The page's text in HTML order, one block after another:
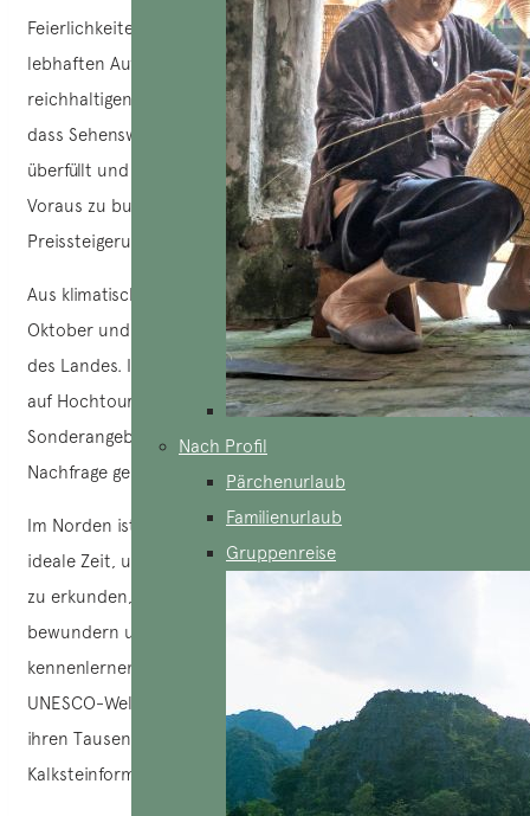
Nach Profil
Pärchenurlaub
Familienurlaub
Gruppenreise
Feierlichkeiten sind geprägt von bunten Dekorationen,
lebhaften Aufführungen, traditionellen Ritualen und einer
reichhaltigen Gastronomie. Allerdings bedeutet dies auch,
dass Sehenswürdigkeiten, Transportmittel und Unterkünfte
überfüllt und teurer sein können. Es ist daher ratsam, im
Voraus zu buchen, um die besten Optionen zu sichern und
Preissteigerungen zu vermeiden.
Aus klimatischer Sicht garantiert Ihnen eine Reise zwischen
Oktober und April optimale Bedingungen in allen Regionen
des Landes. In dieser Zeit läuft die touristische Infrastruktur
auf Hochtouren und die Fluggesellschaften bieten oft
Sonderangebote für internationale Flüge an, um der hohen
Nachfrage gerecht zu werden.
Im Norden ist das Klima kühl und trocken. Dies ist die
ideale Zeit, um
, Ninh Bình,Hà Giang
zu erkunden, wo Sie spektakuläre Berglandschaften
bewundern und die Kultur der ethnischen Minderheiten
kennenlernen können. Verpassen Sie auch nicht die zum
UNESCO-Weltkulturerbe gehörende Halong-Bucht mit
ihren Tausenden von einzigartig geformten
Kalksteinformationen und kleinen Inseln.